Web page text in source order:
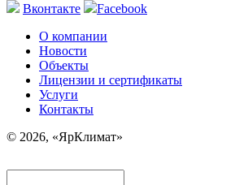
Вконтакте
Facebook
О компании
Новости
Объекты
Лицензии и сертификаты
Услуги
Контакты
© 2026, «ЯрКлимат»